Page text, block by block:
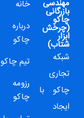
مهندسی
بازرگانی
چاکو
(چرخش
ابزار
شتاب)
شبکه
تجاری
چاکو با
ایجاد
خانه
درباره
چاکو
تیم چاکو
رزومه
چاکو